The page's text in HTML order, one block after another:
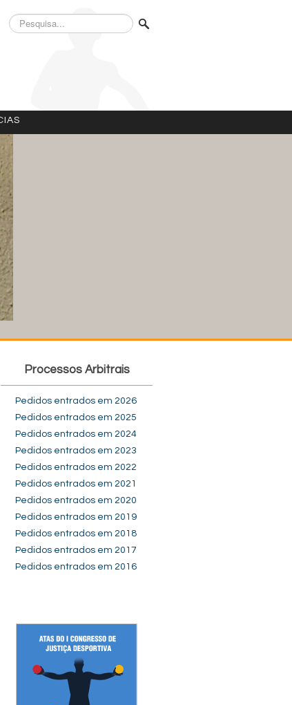
Pesquisa...
Processos Arbitrais
Pedidos entrados em 2026
Pedidos entrados em 2025
Pedidos entrados em 2024
Pedidos entrados em 2023
Pedidos entrados em 2022
Pedidos entrados em 2021
Pedidos entrados em 2020
Pedidos entrados em 2019
Pedidos entrados em 2018
Pedidos entrados em 2017
Pedidos entrados em 2016